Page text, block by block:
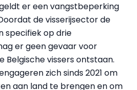
er een vangstbeperking
de visserijsector de
specifiek op drie
er geen gevaar voor
Belgische vissers ontstaan.
zich sinds 2021 om
aan land te brengen en om